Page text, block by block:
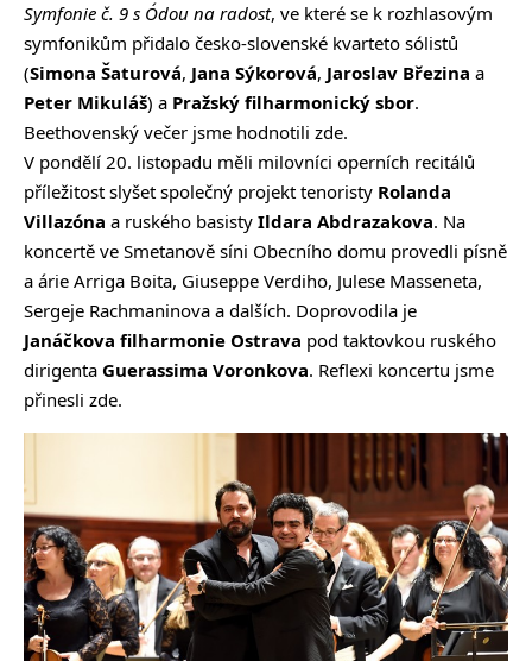
Symfonie č. 9 s Ódou na radost, ve které se k rozhlasovým
symfonikům přidalo česko-slovenské kvarteto sólistů
(Simona Šaturová, Jana Sýkorová, Jaroslav Březina a
Peter Mikuláš) a Pražský filharmonický sbor.
Beethovenský večer jsme hodnotili zde.
V pondělí 20. listopadu měli milovníci operních recitálů
příležitost slyšet společný projekt tenoristy Rolanda
Villazóna a ruského basisty Ildara Abdrazakova. Na
koncertě ve Smetanově síni Obecního domu provedli písně
a árie Arriga Boita, Giuseppe Verdiho, Julese Masseneta,
Sergeje Rachmaninova a dalších. Doprovodila je
Janáčkova filharmonie Ostrava pod taktovkou ruského
dirigenta Guerassima Voronkova. Reflexi koncertu jsme
přinesli zde.